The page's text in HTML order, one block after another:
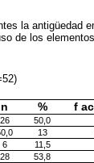
la antigüedad
de los
n % f
26 50,0
13
6 11,5
28 53,8